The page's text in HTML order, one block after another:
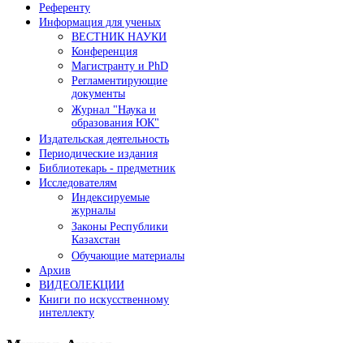
Референту
Информация для ученых
ВЕСТНИК НАУКИ
Конференция
Магистранту и PhD
Регламентирующие
документы
Журнал "Наука и
образования ЮК"
Издательская деятельность
Периодические издания
Библиотекарь - предметник
Исследователям
Индексируемые
журналы
Законы Республики
Казахстан
Обучающие материалы
Архив
ВИДЕОЛЕКЦИИ
Книги по искусственному
интеллекту